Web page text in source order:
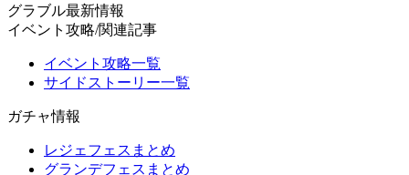
グラブル最新情報
イベント攻略/関連記事
イベント攻略一覧
サイドストーリー一覧
ガチャ情報
レジェフェスまとめ
グランデフェスまとめ